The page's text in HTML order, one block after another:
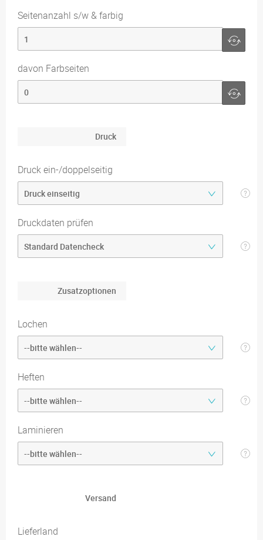
Seitenanzahl s/w & farbig
davon Farbseiten
Druck
Druck ein-/doppelseitig
Druckdaten prüfen
Zusatzoptionen
Lochen
Heften
Laminieren
Versand
Lieferland